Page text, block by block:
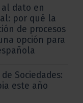
al dato en
por qué la
de procesos
opción para
Sociedades:
este año